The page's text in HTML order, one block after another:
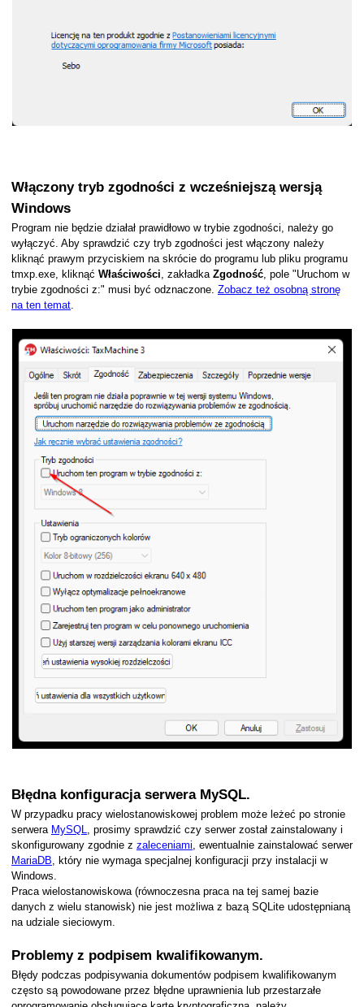
dokumentów
Włączony tryb zgodności z wcześniejszą wersją
Windows
Program nie będzie działał prawidłowo w trybie zgodności, należy go
wyłączyć. Aby sprawdzić czy tryb zgodności jest włączony należy
kliknąć prawym przyciskiem na skrócie do programu lub pliku programu
tmxp.exe, kliknąć Właściwości, zakładka Zgodność, pole "Uruchom w
trybie zgodności z:" musi być odznaczone. Zobacz też osobną stronę
na ten temat.
Błędna konfiguracja serwera MySQL.
W przypadku pracy wielostanowiskowej problem może leżeć po stronie
serwera MySQL, prosimy sprawdzić czy serwer został zainstalowany i
skonfigurowany zgodnie z zaleceniami, ewentualnie zainstalować serwer
MariaDB, który nie wymaga specjalnej konfiguracji przy instalacji w
Windows.
Praca wielostanowiskowa (równoczesna praca na tej samej bazie
danych z wielu stanowisk) nie jest możliwa z bazą SQLite udostępnianą
na udziale sieciowym.
Problemy z podpisem kwalifikowanym.
Błędy podczas podpisywania dokumentów podpisem kwalifikowanym
często są powodowane przez błędne uprawnienia lub przestarzałe